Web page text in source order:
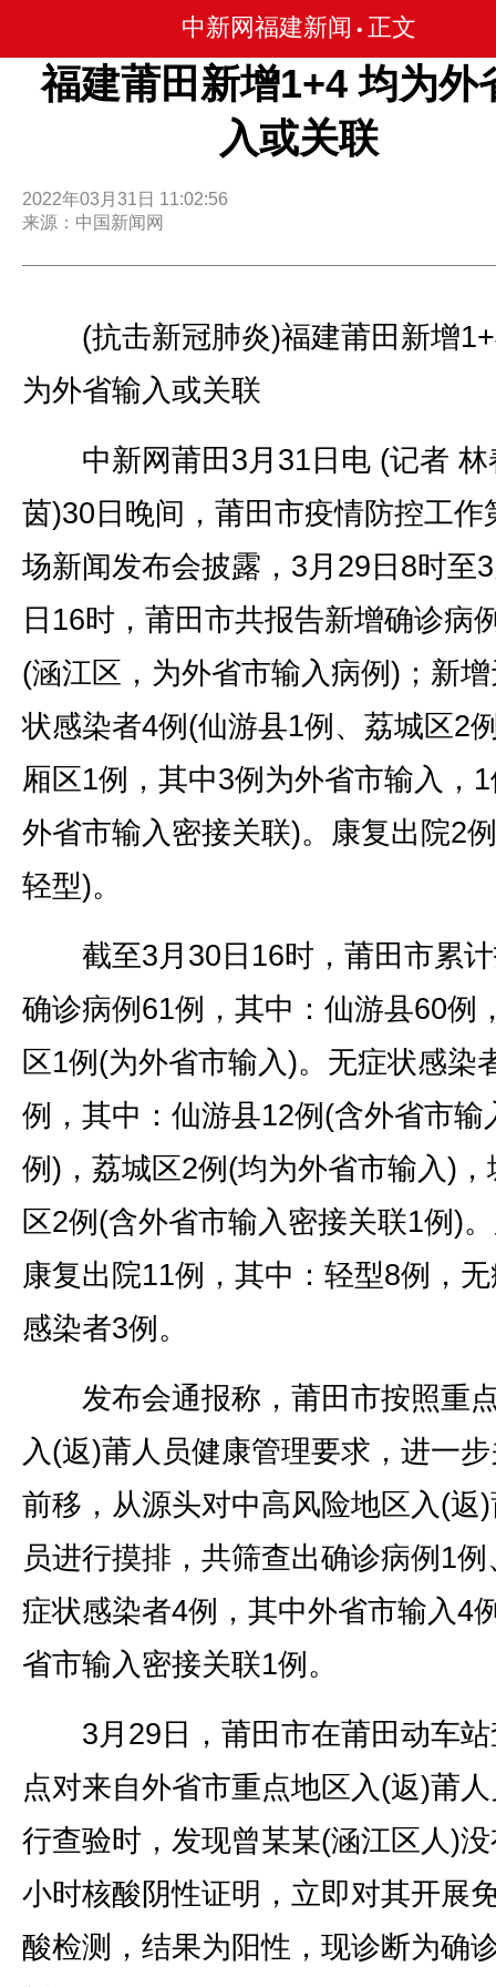
中新网福建新闻 • 正文
福建莆田新增1+4 均为外
入或关联
2022年03月31日 11:02:56
来源：中国新闻网
(抗击新冠肺炎)福建莆田新增
为外省输入或关联
中新网莆田3月31日电 (记者 林
茵)30日晚间，莆田市疫情防控工作
场新闻发布会披露，3月29日8时至
日16时，莆田市共报告新增确诊病
(涵江区，为外省市输入病例)；新
状感染者4例(仙游县1例、荔城区2
厢区1例，其中3例为外省市输入，
外省市输入密接关联)。康复出院2
轻型)。
截至3月30日16时，莆田市累计
确诊病例61例，其中：仙游县60例
区1例(为外省市输入)。无症状感染
例，其中：仙游县12例(含外省市输
例)，荔城区2例(均为外省市输入)，
区2例(含外省市输入密接关联1例)
康复出院11例，其中：轻型8例，
感染者3例。
发布会通报称，莆田市按照重
入(返)莆人员健康管理要求，进一
前移，从源头对中高风险地区入(返
员进行摸排，共筛查出确诊病例1例
症状感染者4例，其中外省市输入4
省市输入密接关联1例。
3月29日，莆田市在莆田动车站
点对来自外省市重点地区入(返)莆
行查验时，发现曾某某(涵江区人)
小时核酸阴性证明，立即对其开展
酸检测，结果为阳性，现诊断为确